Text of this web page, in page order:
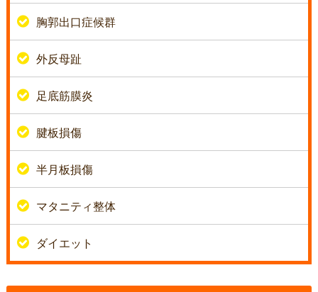
胸郭出口症候群
外反母趾
足底筋膜炎
腱板損傷
半月板損傷
マタニティ整体
ダイエット